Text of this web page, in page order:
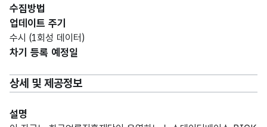
수집방법
업데이트 주기
수시 (1회성 데이터)
차기 등록 예정일
상세 및 제공정보
설명